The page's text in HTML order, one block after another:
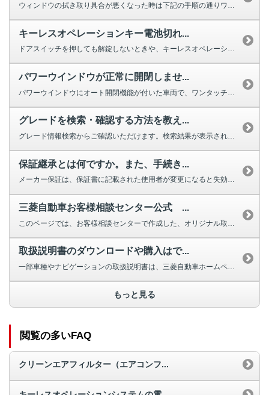
ウィンドウの拭き取り具合が悪くなった時は下記の手順の通りワイパーの交換をし...
キーレスオペレーションキー電池切れ...
ドアスイッチを押しても解錠しないときや、キーレスオペレーションキーのボタン...
パワーウインドウが正常に開閉しませ...
グレードを検索・確認する方法を教え...
グレード情報検索からご確認いただけます。検索結果が表示されない場合は、お手...
保証継承とは何ですか。また、手続き...
メーカー保証は、保証書に記載された使用者が変更になると失効しますが、車両の...
三菱自動車お客様相談センター公式 ...
取扱説明書のダウンロードや購入はで...
一部車種やナビゲーションの取扱説明書は、三菱自動車ホームページよりダウンロ...
もっと見る
閲覧の多いFAQ
クリーンエアフィルター（エアコンフ...